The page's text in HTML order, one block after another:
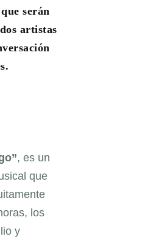
serán
artistas
, es un
que
los
y